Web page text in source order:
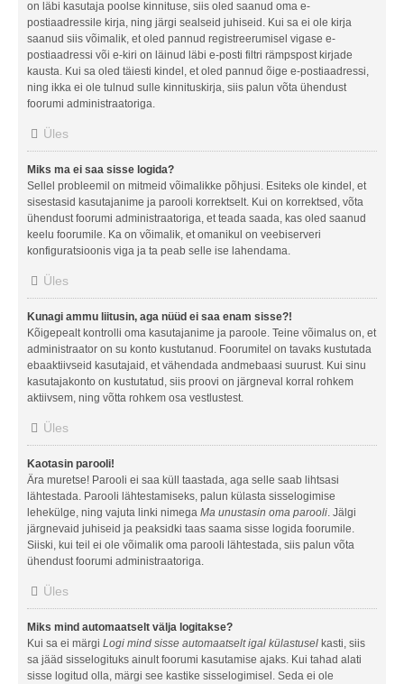
on läbi kasutaja poolse kinnituse, siis oled saanud oma e-
postiaadressile kirja, ning järgi sealseid juhiseid. Kui sa ei ole kirja
saanud siis võimalik, et oled pannud registreerumisel vigase e-
postiaadressi või e-kiri on läinud läbi e-posti filtri rämpspost kirjade
kausta. Kui sa oled täiesti kindel, et oled pannud õige e-postiaadressi,
ning ikka ei ole tulnud sulle kinnituskirja, siis palun võta ühendust
foorumi administraatoriga.
Üles
Miks ma ei saa sisse logida?
Sellel probleemil on mitmeid võimalikke põhjusi. Esiteks ole kindel, et
sisestasid kasutajanime ja parooli korrektselt. Kui on korrektsed, võta
ühendust foorumi administraatoriga, et teada saada, kas oled saanud
keelu foorumile. Ka on võimalik, et omanikul on veebiserveri
konfiguratsioonis viga ja ta peab selle ise lahendama.
Üles
Kunagi ammu liitusin, aga nüüd ei saa enam sisse?!
Kõigepealt kontrolli oma kasutajanime ja paroole. Teine võimalus on, et
administraator on su konto kustutanud. Foorumitel on tavaks kustutada
ebaaktiivseid kasutajaid, et vähendada andmebaasi suurust. Kui sinu
kasutajakonto on kustutatud, siis proovi on järgneval korral rohkem
aktiivsem, ning võtta rohkem osa vestlustest.
Üles
Kaotasin parooli!
Ära muretse! Parooli ei saa küll taastada, aga selle saab lihtsasi
lähtestada. Parooli lähtestamiseks, palun külasta sisselogimise
lehekülge, ning vajuta linki nimega Ma unustasin oma parooli. Jälgi
järgnevaid juhiseid ja peaksidki taas saama sisse logida foorumile.
Siiski, kui teil ei ole võimalik oma parooli lähtestada, siis palun võta
ühendust foorumi administraatoriga.
Üles
Miks mind automaatselt välja logitakse?
Kui sa ei märgi Logi mind sisse automaatselt igal külastusel kasti, siis
sa jääd sisselogituks ainult foorumi kasutamise ajaks. Kui tahad alati
sisse logitud olla, märgi see kastike sisselogimisel. Seda ei ole